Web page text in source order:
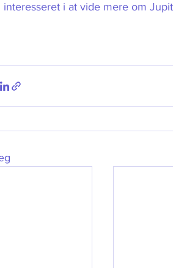
interesseret i at vide mere om